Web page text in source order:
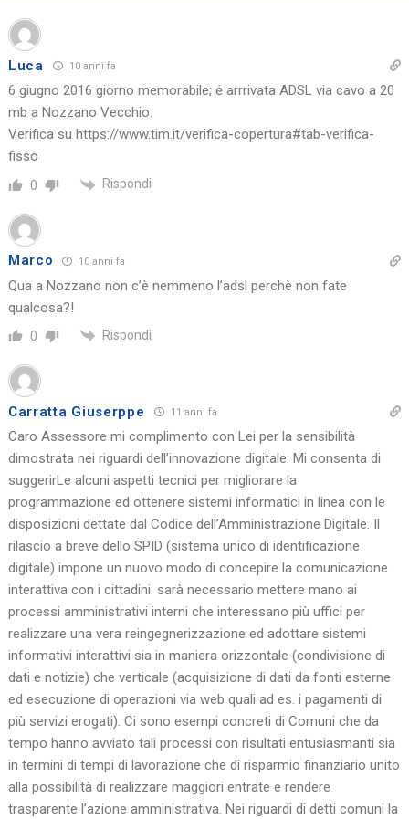
Luca 10 anni fa
6 giugno 2016 giorno memorabile; ė arrrivata ADSL via cavo a 20
mb a Nozzano Vecchio.
Verifica su https://www.tim.it/verifica-copertura#tab-verifica-
fisso
0 Rispondi
Marco 10 anni fa
Qua a Nozzano non c’è nemmeno l’adsl perchè non fate
qualcosa?!
0 Rispondi
Carratta Giuserppe 11 anni fa
Caro Assessore mi complimento con Lei per la sensibilità
dimostrata nei riguardi dell’innovazione digitale. Mi consenta di
suggerirLe alcuni aspetti tecnici per migliorare la
programmazione ed ottenere sistemi informatici in linea con le
disposizioni dettate dal Codice dell’Amministrazione Digitale. Il
rilascio a breve dello SPID (sistema unico di identificazione
digitale) impone un nuovo modo di concepire la comunicazione
interattiva con i cittadini: sarà necessario mettere mano ai
processi amministrativi interni che interessano più uffici per
realizzare una vera reingegnerizzazione ed adottare sistemi
informativi interattivi sia in maniera orizzontale (condivisione di
dati e notizie) che verticale (acquisizione di dati da fonti esterne
ed esecuzione di operazioni via web quali ad es. i pagamenti di
più servizi erogati). Ci sono esempi concreti di Comuni che da
tempo hanno avviato tali processi con risultati entusiasmanti sia
in termini di tempi di lavorazione che di risparmio finanziario unito
alla possibilità di realizzare maggiori entrate e rendere
trasparente l’azione amministrativa. Nei riguardi di detti comuni la